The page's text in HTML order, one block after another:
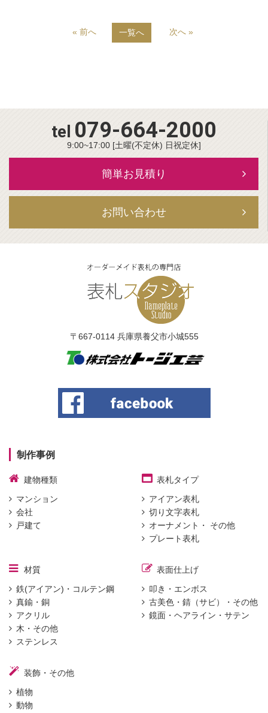
« 前へ 一覧へ 次へ »
tel 079-664-2000
9:00~17:00 [土曜(不定休) 日祝定休]
簡単お見積り
お問い合わせ
〒667-0114 兵庫県養父市小城555
制作事例
建物種類
マンション
会社
戸建て
表札タイプ
アイアン表札
切り文字表札
オーナメント・ その他
プレート表札
材質
鉄(アイアン)・コルテン鋼
真鍮・銅
アクリル
木・その他
ステンレス
表面仕上げ
叩き・エンボス
古美色・錆（サビ）・その他
鏡面・ヘアライン・サテン
装飾・その他
植物
動物